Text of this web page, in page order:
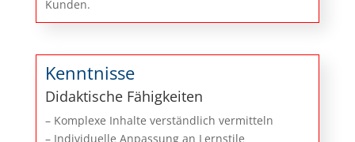
Kunden.
Kenntnisse
Didaktische Fähigkeiten
– Komplexe Inhalte verständlich vermitteln
– Individuelle Anpassung an Lernstile